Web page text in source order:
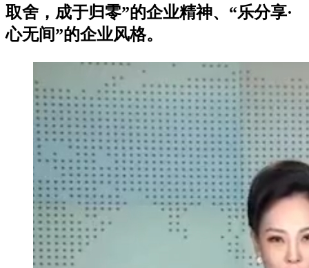
取舍，成于归零”的企业精神、“乐分享·
心无间”的企业风格。